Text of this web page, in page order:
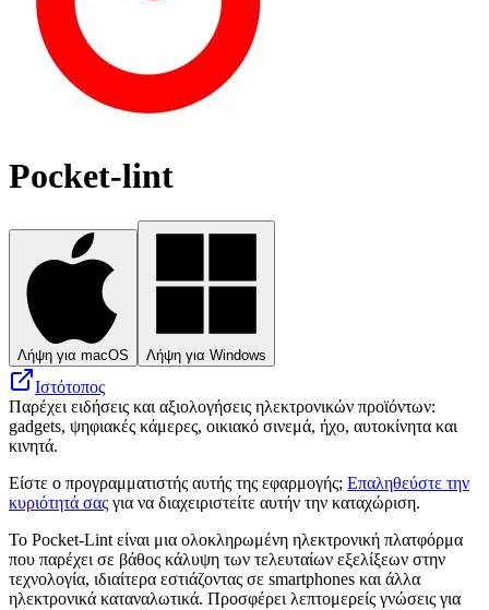
Pocket-lint
Λήψη για macOS Λήψη για Windows
Ιστότοπος
Παρέχει ειδήσεις και αξιολογήσεις ηλεκτρονικών προϊόντων:
gadgets, ψηφιακές κάμερες, οικιακό σινεμά, ήχο, αυτοκίνητα και
κινητά.
Είστε ο προγραμματιστής αυτής της εφαρμογής; Επαληθεύστε την
κυριότητά σας για να διαχειριστείτε αυτήν την καταχώριση.
Το Pocket-Lint είναι μια ολοκληρωμένη ηλεκτρονική πλατφόρμα
που παρέχει σε βάθος κάλυψη των τελευταίων εξελίξεων στην
τεχνολογία, ιδιαίτερα εστιάζοντας σε smartphones και άλλα
ηλεκτρονικά καταναλωτικά. Προσφέρει λεπτομερείς γνώσεις για